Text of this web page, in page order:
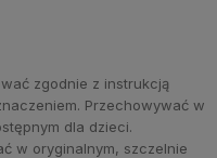
zgodnie z instrukcją
Przechowywać w
dla dzieci.
w oryginalnym, szczelnie